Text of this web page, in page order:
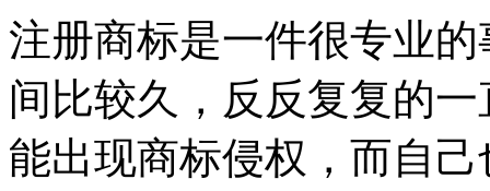
注册商标是一件很专业
间比较久，反反复复的
能出现商标侵权，而自